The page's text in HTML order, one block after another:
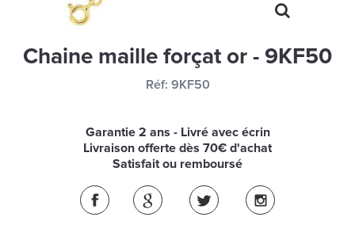
BLOG
Chaine maille forçat or - 9KF50
Réf: 9KF50
Garantie 2 ans - Livré avec écrin
Livraison offerte dès 70€ d'achat
Satisfait ou remboursé